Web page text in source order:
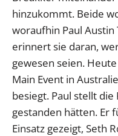
hinzukommt. Beide
woraufhin Paul
erinnert sie daran,
gewesen seien.
Main Event in
besiegt. Paul stellt die
gestanden hätten. Er
Einsatz gezeigt, Seth